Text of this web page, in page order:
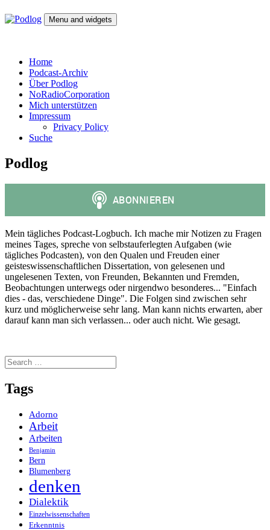
to
Menu and widgets
Home
Podcast-Archiv
Über Podlog
NoRadioCorporation
Mich unterstützen
Impressum
Privacy Policy
Suche
Podlog
Mein tägliches Podcast-Logbuch. Ich mache mir Notizen zu Fragen
meines Tages, spreche von selbstauferlegten Aufgaben (wie
tägliches Podcasten), von den Qualen und Freuden einer
geisteswissenschaftlichen Dissertation, von gelesenen und
ungelesenen Texten, von Freunden, Bekannten und Fremden,
Beobachtungen unterwegs oder nirgendwo besonderes... "Einfach
dies - das, verschiedene Dinge". Die Folgen sind zwischen sehr
kurz und möglicherweise sehr lang. Man kann nichts erwarten, aber
darauf kann man sich verlassen... oder auch nicht. Wie gesagt.
Search
for:
Tags
Adorno
Arbeit
Arbeiten
Benjamin
Bern
Blumenberg
denken
Dialektik
Einzelwissenschaften
Erkenntnis